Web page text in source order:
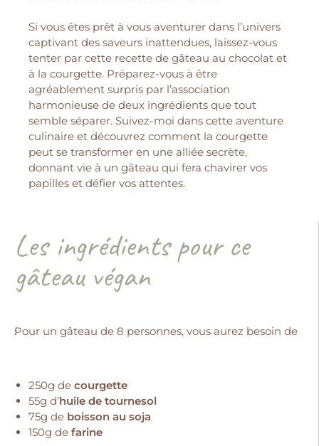
Si vous êtes prêt à vous aventurer dans l’univers
captivant des saveurs inattendues, laissez-vous
tenter par cette recette de gâteau au chocolat et
à la courgette. Préparez-vous à être
agréablement surpris par l’association
harmonieuse de deux ingrédients que tout
semble séparer. Suivez-moi dans cette aventure
culinaire et découvrez comment la courgette
peut se transformer en une alliée secrète,
donnant vie à un gâteau qui fera chavirer vos
papilles et défier vos attentes.
Les ingrédients pour ce
gâteau végan
Pour un gâteau de 8 personnes, vous aurez besoin de :
250g de courgette
55g d’huile de tournesol
75g de boisson au soja
150g de farine